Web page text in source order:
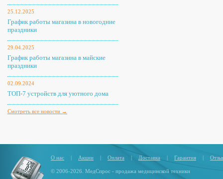
25.12.2025
График работы магазина в новогодние
праздники
29.04.2025
График работы магазина в майские
праздники
02.09.2024
ТОП-7 устройств для уютного дома
Смотреть все новости →
О нас | Акции | Оплата | Доставка | Гарантия |
© 2006-2026. МедСпрос - продажа медицинской техники